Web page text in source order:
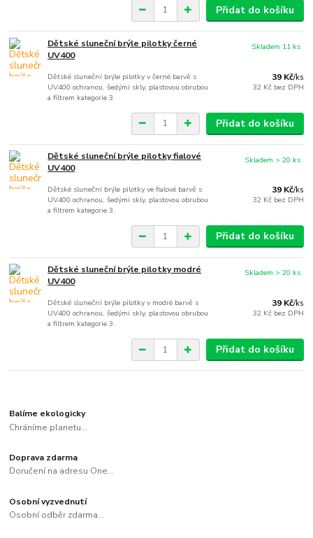
Přidat do košíku
Dětské sluneční brýle pilotky černé
UV400
Dětské sluneční brýle pilotky v černé barvě s
UV400 ochranou, šedými skly, plastovou obrubou
a filtrem kategorie 3.
39 Kč/ks
32 Kč bez DPH
Skladem 11 ks
Přidat do košíku
Dětské sluneční brýle pilotky fialové
UV400
Dětské sluneční brýle pilotky ve fialové barvě s
UV400 ochranou, šedými skly, plastovou obrubou
a filtrem kategorie 3.
39 Kč/ks
32 Kč bez DPH
Skladem > 20 ks
Přidat do košíku
Dětské sluneční brýle pilotky modré
UV400
Dětské sluneční brýle pilotky v modré barvě s
UV400 ochranou, šedými skly, plastovou obrubou
a filtrem kategorie 3.
39 Kč/ks
32 Kč bez DPH
Skladem > 20 ks
Přidat do košíku
Balíme ekologicky
Chráníme planetu...
Doprava zdarma
Doručení na adresu One...
Osobní vyzvednutí
Osobní odběr zdarma...